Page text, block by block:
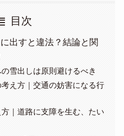
目次
出すと違法？結論と関
雪出しは原則避けるべき
え方｜交通の妨害になる行
｜道路に支障を生む、たい